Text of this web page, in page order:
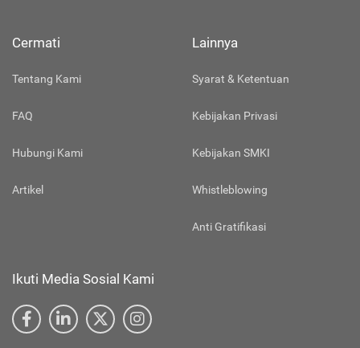
Cermati
Tentang Kami
FAQ
Hubungi Kami
Artikel
Lainnya
Syarat & Ketentuan
Kebijakan Privasi
Kebijakan SMKI
Whistleblowing
Anti Gratifikasi
Ikuti Media Sosial Kami